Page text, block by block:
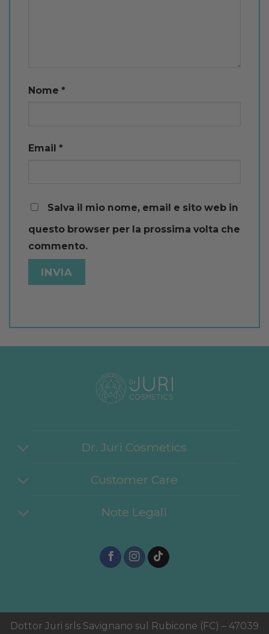
Nome *
Email *
Salva il mio nome, email e sito web in
questo browser per la prossima volta che
commento.
Dr. Juri Cosmetics
Customer Care
Note Legali
Dottor Juri srls Savignano sul Rubicone (FC) – 47039